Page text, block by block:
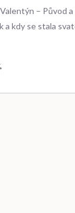
– Původ
a kdy se stala